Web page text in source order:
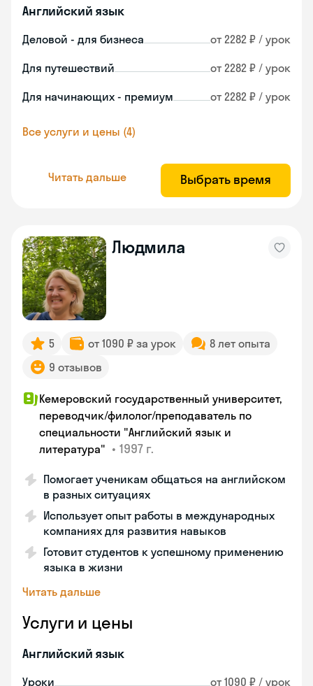
Английский язык
Деловой - для бизнеса от 2282 ₽ / урок
Для путешествий от 2282 ₽ / урок
Для начинающих - премиум от 2282 ₽ / урок
Все услуги и цены (4)
Читать дальше Выбрать время
Людмила
5 от 1090 ₽ за урок
8 лет опыта
9 отзывов
Кемеровский государственный университет,
переводчик/филолог/преподаватель по
специальности "Английский язык и
литература" • 1997 г.
Помогает ученикам общаться на английском
в разных ситуациях
Использует опыт работы в международных
компаниях для развития навыков
Готовит студентов к успешному применению
языка в жизни
Читать дальше
Услуги и цены
Английский язык
Уроки от 1090 ₽ / урок